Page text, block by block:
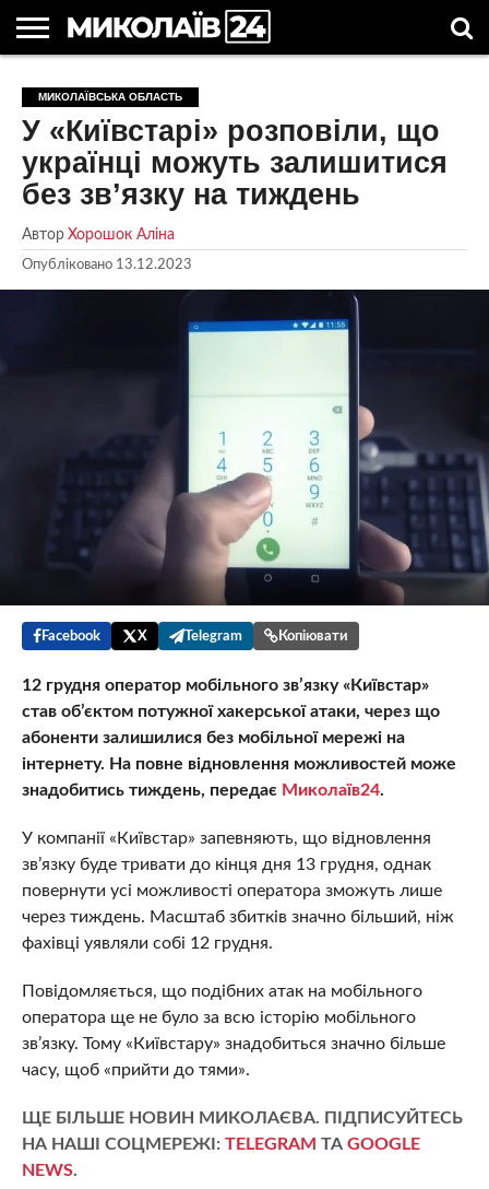
НОВИНИ
НОВИНИ
МИКОЛАЄВА
МИКОЛАЇВСЬКА
ОБЛАСТЬ
НОВИНИ
СПОРТУ
УКРАЇНА
ТА СВІТ
НОВИНИ
КОМПАНІЙ
АСТРОЛОГІЯ
СВЯТА
В
УКРАЇНІ
КОРИСНІ
СТАТТІ
МИКОЛАЇВСЬКА ОБЛАСТЬ
У «Київстарі» розповіли, що
українці можуть залишитися
без зв’язку на тиждень
Автор Хорошок Аліна
Опубліковано 13.12.2023
Facebook X Telegram Копіювати
12 грудня оператор мобільного зв’язку «Київстар»
став об’єктом потужної хакерської атаки, через що
абоненти залишилися без мобільної мережі на
інтернету. На повне відновлення можливостей може
знадобитись тиждень, передає Миколаїв24.
У компанії «Київстар» запевняють, що відновлення
зв’язку буде тривати до кінця дня 13 грудня, однак
повернути усі можливості оператора зможуть лише
через тиждень. Масштаб збитків значно більший, ніж
фахівці уявляли собі 12 грудня.
Повідомляється, що подібних атак на мобільного
оператора ще не було за всю історію мобільного
зв’язку. Тому «Київстару» знадобиться значно більше
часу, щоб «прийти до тями».
ЩЕ БІЛЬШЕ НОВИН МИКОЛАЄВА. ПІДПИСУЙТЕСЬ
НА НАШІ СОЦМЕРЕЖІ: TELEGRAM ТА GOOGLE
NEWS.